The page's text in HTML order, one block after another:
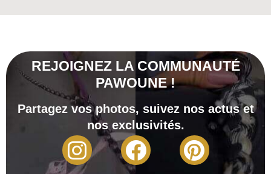
REJOIGNEZ LA COMMUNAUTÉ
PAWOUNE !
Partagez vos photos, suivez nos actus et
nos exclusivités.